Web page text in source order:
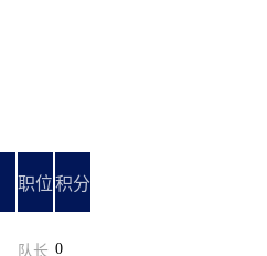
职位积分
队长 0